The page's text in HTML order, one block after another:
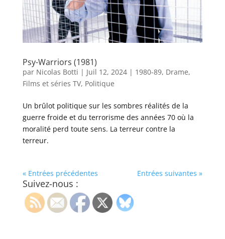
Psy-Warriors (1981)
par Nicolas Botti | Juil 12, 2024| 1980-89, Drame,
Films et séries TV, Politique
Un brûlot politique sur les sombres réalités de la
guerre froide et du terrorisme des années 70 où la
moralité perd toute sens. La terreur contre la
terreur.
« Entrées précédentes Entrées suivantes »
Suivez-nous :